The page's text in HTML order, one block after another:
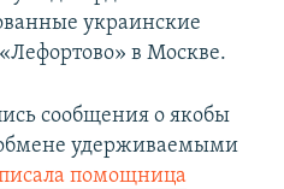
украинские
в Москве.
сообщения о якобы
удерживаемыми
помощница